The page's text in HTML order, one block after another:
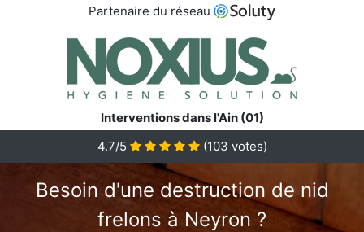
Partenaire du réseau
Interventions dans l'Ain (01)
4.7/5 (103 votes)
Besoin d'une destruction de nid
frelons à Neyron ?